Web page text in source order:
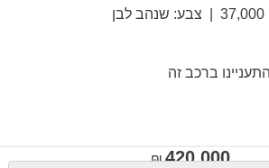
37,000 צבע: שנהב לבן
ברכב זה
420,000